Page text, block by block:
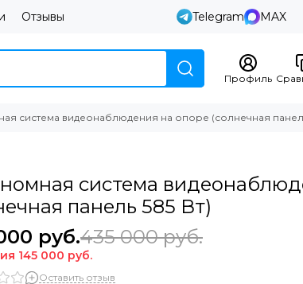
Отзывы Telegram MAX
Профиль
система видеонаблюдения на опоре (солнечная
система
панель 585 Вт)
руб.435 000руб.
145 000 руб.
Оставить отзыв